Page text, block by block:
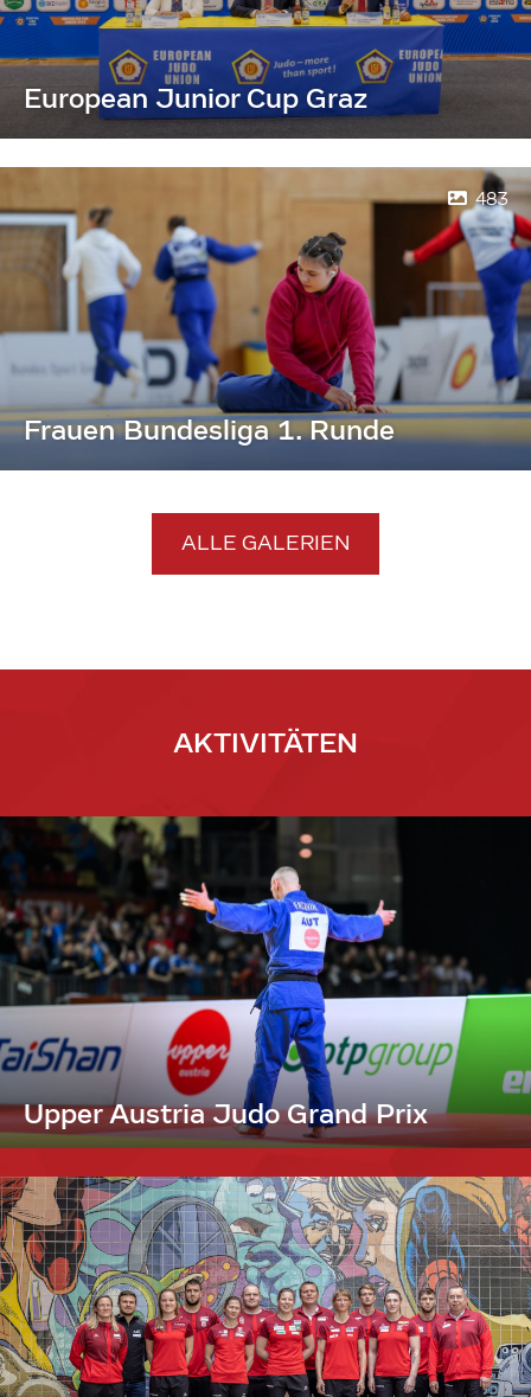
European Junior Cup Graz
483
Frauen Bundesliga 1. Runde
ALLE GALERIEN
AKTIVITÄTEN
Upper Austria Judo Grand Prix